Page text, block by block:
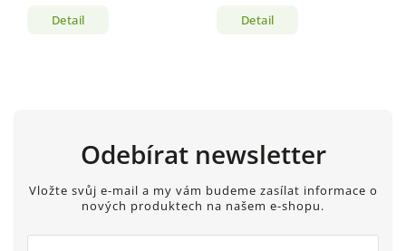
Detail Detail
Odebírat newsletter
Vložte svůj e-mail a my vám budeme zasílat informace o
nových produktech na našem e-shopu.